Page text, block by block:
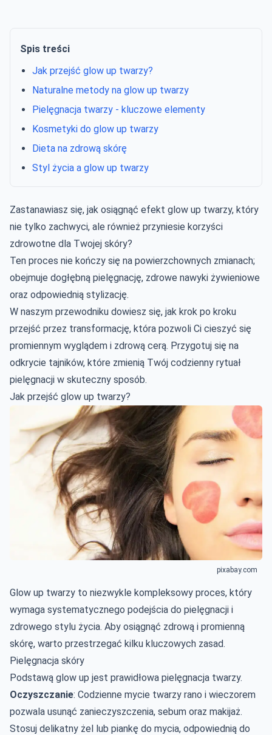
Spis treści
Jak przejść glow up twarzy?
Naturalne metody na glow up twarzy
Pielęgnacja twarzy - kluczowe elementy
Kosmetyki do glow up twarzy
Dieta na zdrową skórę
Styl życia a glow up twarzy
Zastanawiasz się, jak osiągnąć efekt glow up twarzy, który
nie tylko zachwyci, ale również przyniesie korzyści
zdrowotne dla Twojej skóry?
Ten proces nie kończy się na powierzchownych zmianach;
obejmuje dogłębną pielęgnację, zdrowe nawyki żywieniowe
oraz odpowiednią stylizację.
W naszym przewodniku dowiesz się, jak krok po kroku
przejść przez transformację, która pozwoli Ci cieszyć się
promiennym wyglądem i zdrową cerą. Przygotuj się na
odkrycie tajników, które zmienią Twój codzienny rytuał
pielęgnacji w skuteczny sposób.
Jak przejść glow up twarzy?
pixabay.com
Glow up twarzy to niezwykle kompleksowy proces, który
wymaga systematycznego podejścia do pielęgnacji i
zdrowego stylu życia. Aby osiągnąć zdrową i promienną
skórę, warto przestrzegać kilku kluczowych zasad.
Pielęgnacja skóry
Podstawą glow up jest prawidłowa pielęgnacja twarzy.
Oczyszczanie: Codzienne mycie twarzy rano i wieczorem
pozwala usunąć zanieczyszczenia, sebum oraz makijaż.
Stosuj delikatny żel lub piankę do mycia, odpowiednią do